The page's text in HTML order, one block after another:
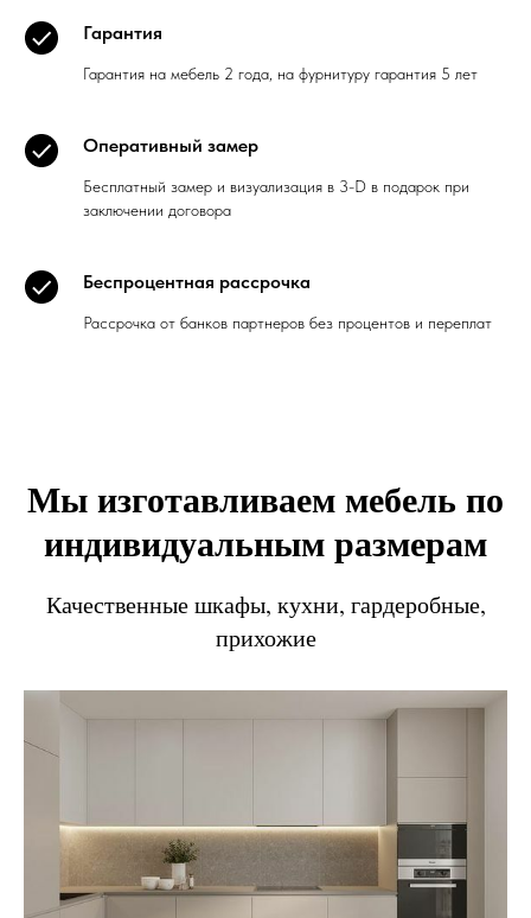
Гарантия
Гарантия на мебель 2 года, на фурнитуру гарантия 5 лет
Оперативный замер
Бесплатный замер и визуализация в 3-D в подарок при
заключении договора
Беспроцентная рассрочка
Рассрочка от банков партнеров без процентов и переплат
Мы изготавливаем мебель по
индивидуальным размерам
Качественные шкафы, кухни, гардеробные,
прихожие